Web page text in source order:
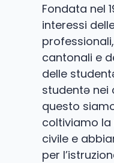
Fondata nel
interessi
cantonali e
delle
studentə nei
questo
coltiviamo la
civile e
per